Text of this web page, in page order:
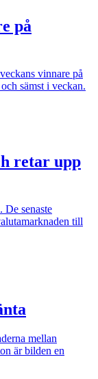
på
vinnare på
sämst i veckan.
retar upp
senaste
till
mellan
är bilden en